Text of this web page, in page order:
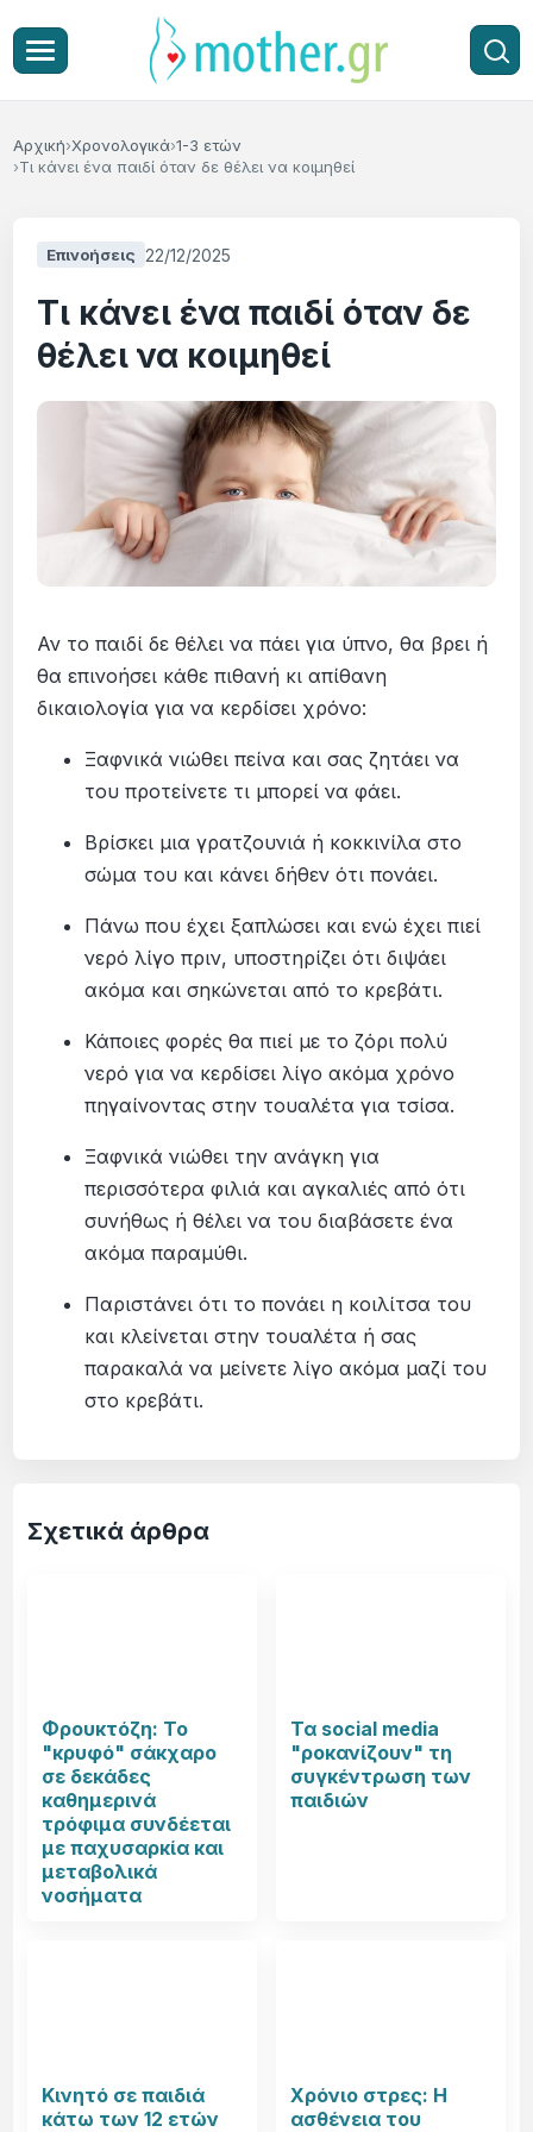
Αρχική Χρονολογικά 1-3 ετών
Τι κάνει ένα παιδί όταν δε θέλει να κοιμηθεί
Επινοήσεις 22/12/2025
Τι κάνει ένα παιδί όταν δε
θέλει να κοιμηθεί
Αν το παιδί δε θέλει να πάει για ύπνο, θα βρει ή
θα επινοήσει κάθε πιθανή κι απίθανη
δικαιολογία για να κερδίσει χρόνο:
Ξαφνικά νιώθει πείνα και σας ζητάει να
του προτείνετε τι μπορεί να φάει.
Βρίσκει μια γρατζουνιά ή κοκκινίλα στο
σώμα του και κάνει δήθεν ότι πονάει.
Πάνω που έχει ξαπλώσει και ενώ έχει πιεί
νερό λίγο πριν, υποστηρίζει ότι διψάει
ακόμα και σηκώνεται από το κρεβάτι.
Κάποιες φορές θα πιεί με το ζόρι πολύ
νερό για να κερδίσει λίγο ακόμα χρόνο
πηγαίνοντας στην τουαλέτα για τσίσα.
Ξαφνικά νιώθει την ανάγκη για
περισσότερα φιλιά και αγκαλιές από ότι
συνήθως ή θέλει να του διαβάσετε ένα
ακόμα παραμύθι.
Παριστάνει ότι το πονάει η κοιλίτσα του
και κλείνεται στην τουαλέτα ή σας
παρακαλά να μείνετε λίγο ακόμα μαζί του
στο κρεβάτι.
Σχετικά άρθρα
Φρουκτόζη: Το
"κρυφό" σάκχαρο
σε δεκάδες
καθημερινά
τρόφιμα συνδέεται
με παχυσαρκία και
μεταβολικά
νοσήματα
Τα social media
"ροκανίζουν" τη
συγκέντρωση των
παιδιών
Κινητό σε παιδιά
κάτω των 12 ετών
Χρόνιο στρες: Η
ασθένεια του